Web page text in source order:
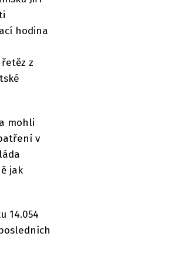
hodina
z
mohli
v
jak
14.054